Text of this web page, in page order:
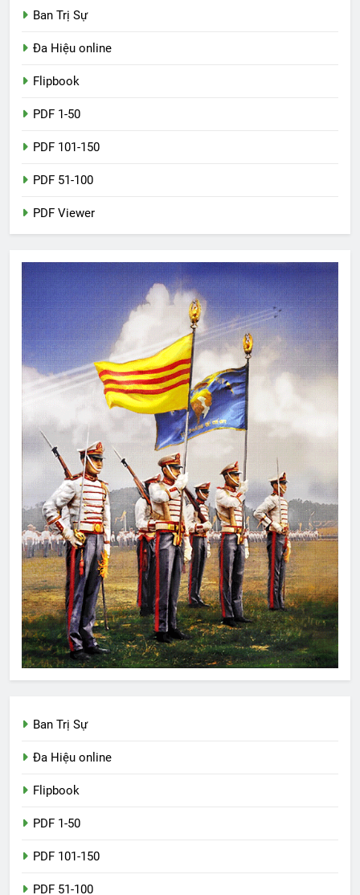
Ban Trị Sự
Đa Hiệu online
Flipbook
PDF 1-50
PDF 101-150
PDF 51-100
PDF Viewer
Ban Trị Sự
Đa Hiệu online
Flipbook
PDF 1-50
PDF 101-150
PDF 51-100